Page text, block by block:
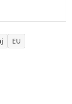
EU